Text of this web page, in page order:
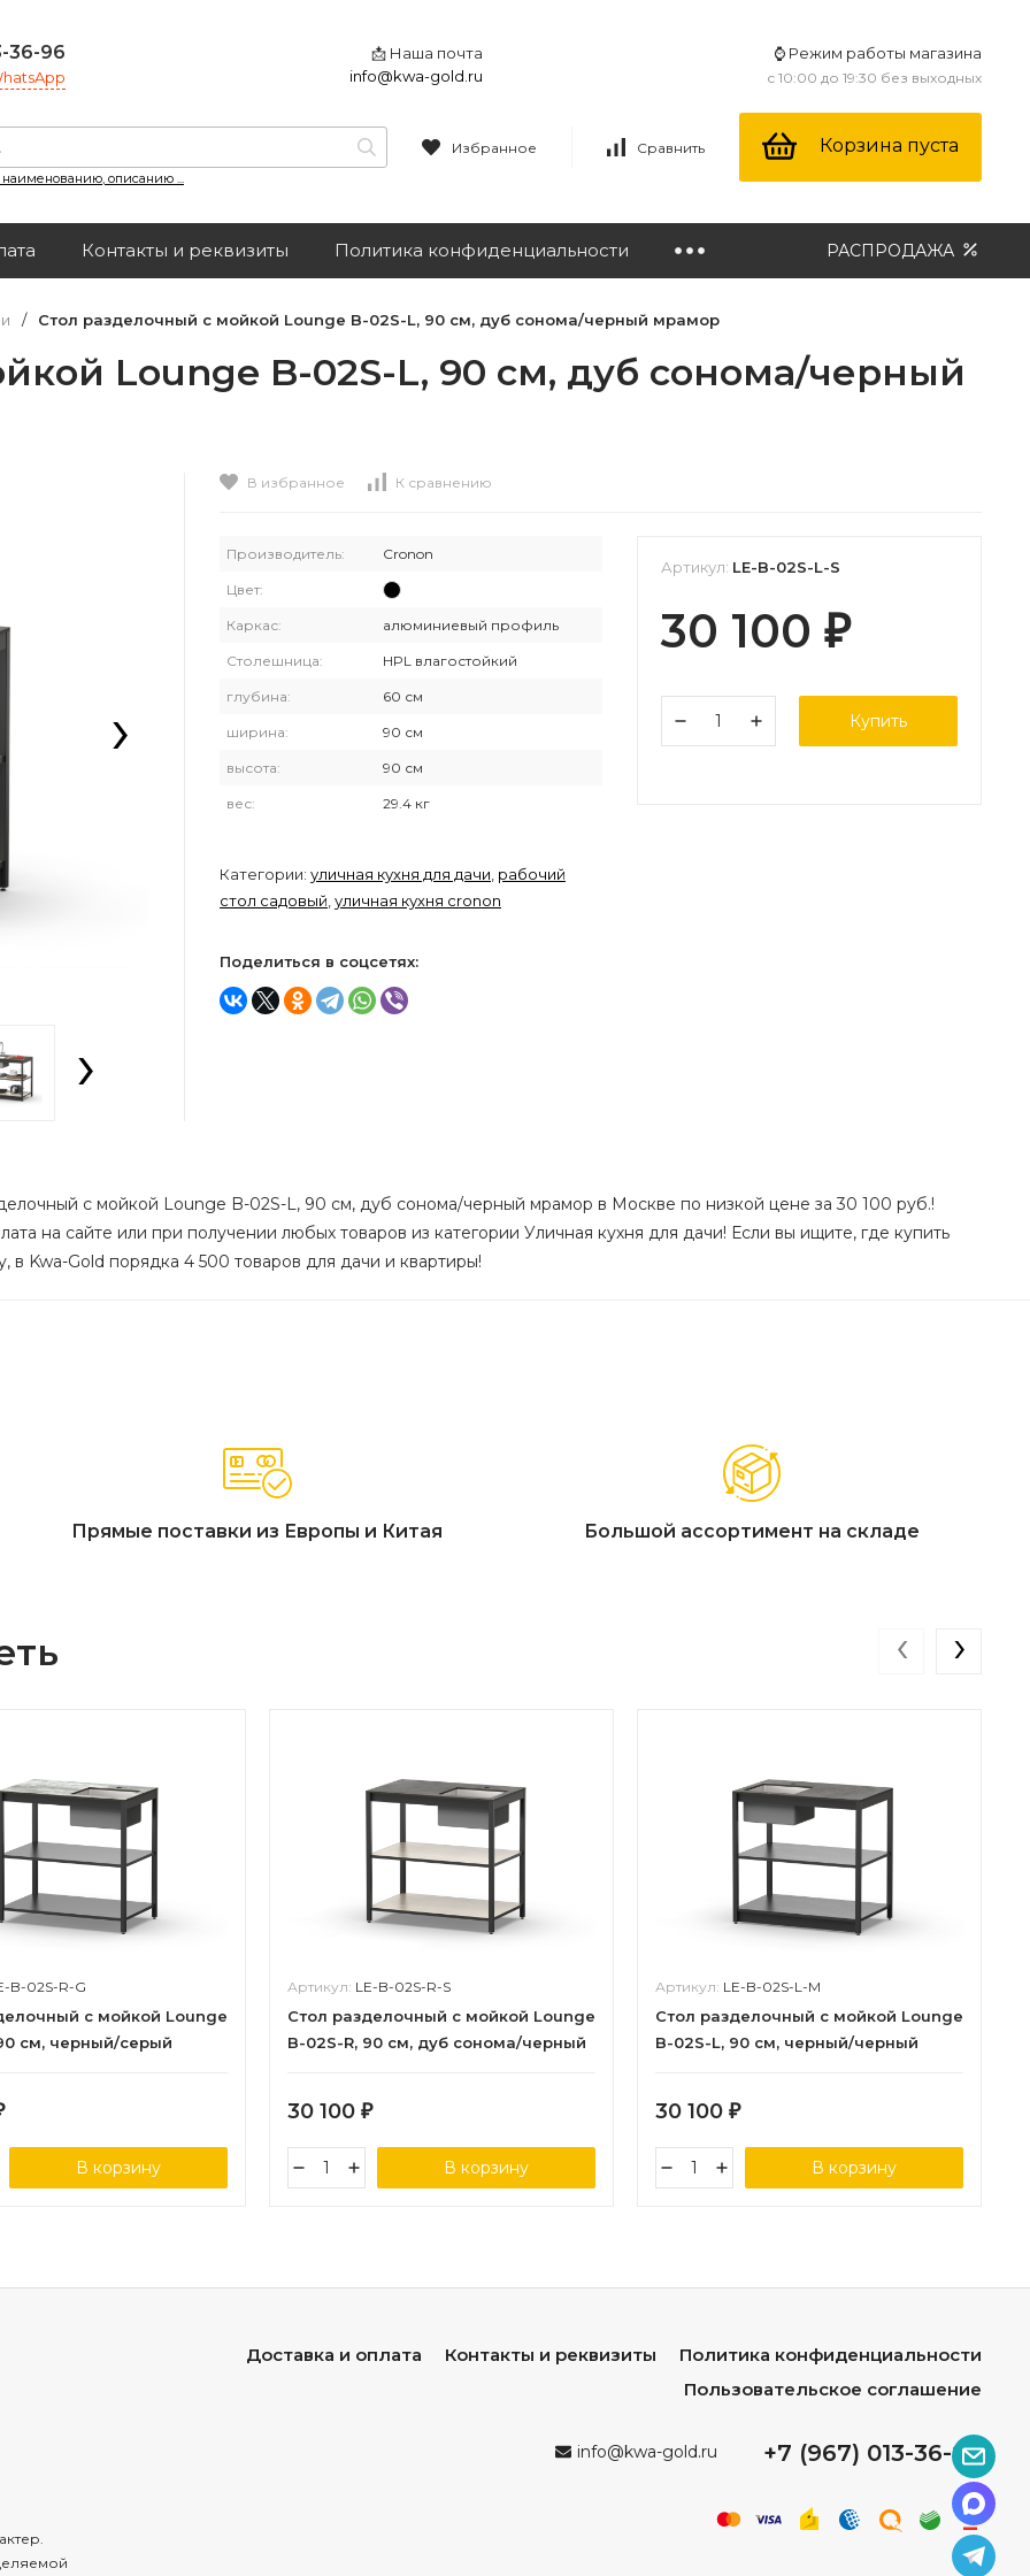
36-96
📩 Наша почта
info@kwa-gold.ru
⌚ Режим работы магазина
с 10:00 до 19:30 без выходных
наименованию, описанию ...
Избранное Сравнить Корзина пуста
Контакты и реквизиты Политика конфиденциальности РАСПРОДАЖА
/ Cтол разделочный с мойкой Lounge B-02S-L, 90 см, дуб сонома/черный мрамор
Lounge B-02S-L, 90 см, дуб сонома/черный
›
›
В избранное К сравнению
Производитель: Cronon
Цвет:
Каркас: алюминиевый профиль
Столешница: HPL влагостойкий
глубина: 60 см
ширина: 90 см
высота: 90 см
вес: 29.4 кг
Категории: уличная кухня для дачи рабочий
стол садовый уличная кухня cronon
Поделиться в соцсетях:
Артикул: LE-B-02S-L-S
30 100 ₽
Купить
с мойкой Lounge B-02S-L, 90 см, дуб сонома/черный мрамор в Москве по низкой цене за 30 100 руб.!
на сайте или при получении любых товаров из категории Уличная кухня для дачи! Если вы ищите, где купить
в Kwa-Gold порядка 4 500 товаров для дачи и квартиры!
Прямые поставки из Европы и Китая Большой ассортимент на складе
B-02S-R-G
с мойкой Lounge
см, черный/серый
В корзину
Артикул: LE-B-02S-R-S
Cтол разделочный с мойкой Lounge
B-02S-R, 90 см, дуб сонома/черный
30 100 ₽
В корзину
Артикул: LE-B-02S-L-M
Стол разделочный с мойкой Lounge
B-02S-L, 90 см, черный/черный
30 100 ₽
В корзину
‹ ›
Доставка и оплата Контакты и реквизиты
Политика конфиденциальности
Пользовательское соглашение
info@kwa-gold.ru +7 (967) 013-36-96